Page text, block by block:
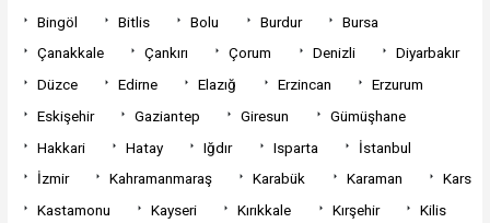
Bingöl
Bitlis Bolu Burdur
Bursa
Çanakkale
Çankırı Çorum Denizli
Diyarbakır
Düzce
Edirne Elazığ Erzincan
Erzurum
Eskişehir
Gaziantep Giresun
Gümüşhane
Hakkari
Hatay Iğdır Isparta
İstanbul
İzmir
Kahramanmaraş Karabük Karaman
Kars
Kastamonu
Kayseri Kırıkkale Kırşehir
Kilis